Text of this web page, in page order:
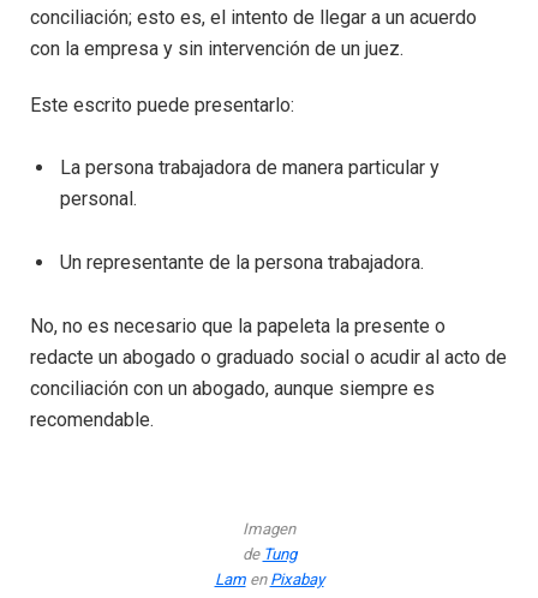
conciliación; esto es, el intento de llegar a un acuerdo
con la empresa y sin intervención de un juez.
Este escrito puede presentarlo:
La persona trabajadora de manera particular y
personal.
Un representante de la persona trabajadora.
No, no es necesario que la papeleta la presente o
redacte un abogado o graduado social o acudir al acto de
conciliación con un abogado, aunque siempre es
recomendable.
Imagen
de Tung
Lamen Pixabay